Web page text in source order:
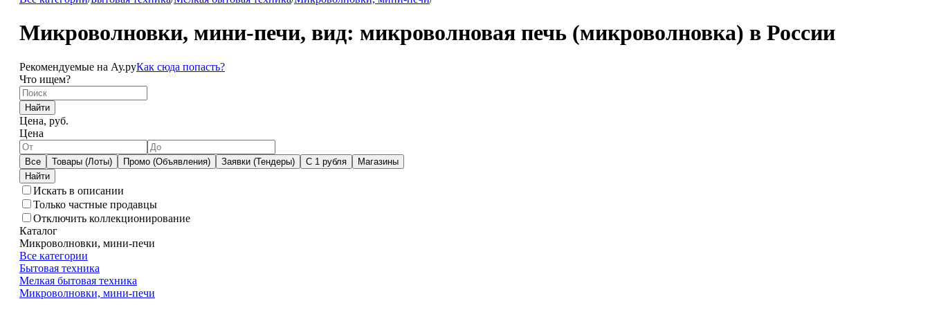
Микроволновки, мини-печи, вид: микроволновая печь (микроволновка) в России
Рекомендуемые на Ау.руКак сюда попасть?
Что ищем?
Найти
Цена, руб.
Цена
Все Товары (Лоты) Промо (Объявления) Заявки (Тендеры) С 1 рубля Магазины
Искать в описании
Только частные продавцы
Отключить коллекционирование
Каталог
Микроволновки, мини-печи
Все категории
Бытовая техника
Мелкая бытовая техника
Микроволновки, мини-печи